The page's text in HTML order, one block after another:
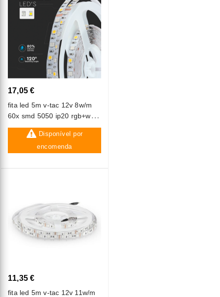
17,05 €
fita led 5m v-tac 12v 8w/m
60x smd 5050 ip20 rgb+w
(6400k)
Disponível por
encomenda
11,35 €
fita led 5m v-tac 12v 11w/m